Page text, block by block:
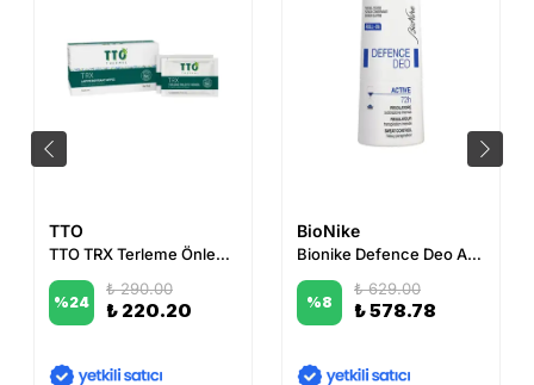
TTO
TTO TRX Terleme Önleyici Mendil 24 Adet
%24
₺ 290.00
₺ 220.20
BioNike
Bionike Defence Deo Active Roll-On 72H 50 ml
%8
₺ 629.00
₺ 578.78